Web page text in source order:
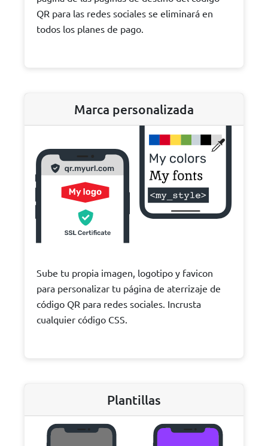
QR para las redes sociales se eliminará en
todos los planes de pago.
Marca personalizada
Sube tu propia imagen, logotipo y favicon
para personalizar tu página de aterrizaje de
código QR para redes sociales. Incrusta
cualquier código CSS.
Plantillas